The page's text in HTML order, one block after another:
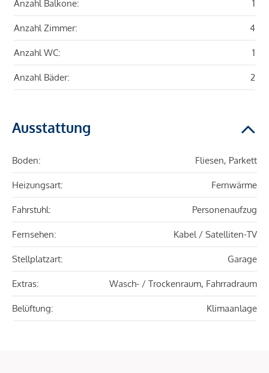
Anzahl Balkone: 1
Anzahl Zimmer: 4
Anzahl WC: 1
Anzahl Bäder: 2
Ausstattung
Boden: Fliesen, Parkett
Heizungsart: Fernwärme
Fahrstuhl: Personenaufzug
Fernsehen: Kabel / Satelliten-TV
Stellplatzart: Garage
Extras: Wasch- / Trockenraum, Fahrradraum
Belüftung: Klimaanlage